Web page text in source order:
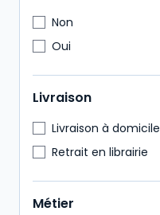
Non
Oui
Livraison
Livraison à domicile
Retrait en librairie
Métier